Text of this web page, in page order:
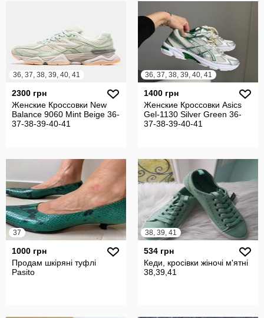
36, 37, 38, 39, 40, 41
2300 грн
Женские Кроссовки New
Balance 9060 Mint Beige 36-
37-38-39-40-41
36, 37, 38, 39, 40, 41
1400 грн
Женские Кроссовки Asics
Gel-1130 Silver Green 36-
37-38-39-40-41
37
1000 грн
Продам шкіряні туфлі
Pasito
38, 39, 41
534 грн
Кеди, кросівки жіночі м'ятні
38,39,41